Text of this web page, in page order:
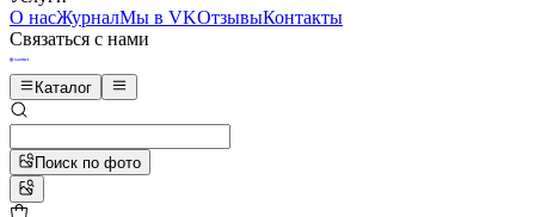
О насЖурналМы в VKОтзывыКонтакты
Связаться с нами
Каталог
Поиск по фото